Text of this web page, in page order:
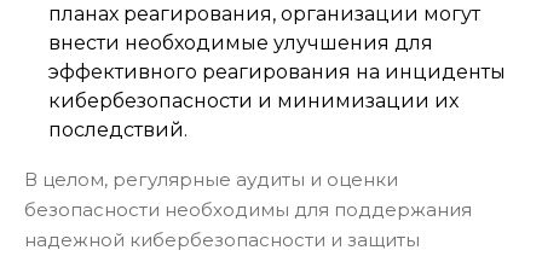
планах реагирования, организации могут
внести необходимые улучшения для
эффективного реагирования на инциденты
кибербезопасности и минимизации их
последствий.
В целом, регулярные аудиты и оценки
безопасности необходимы для поддержания
надежной кибербезопасности и защиты